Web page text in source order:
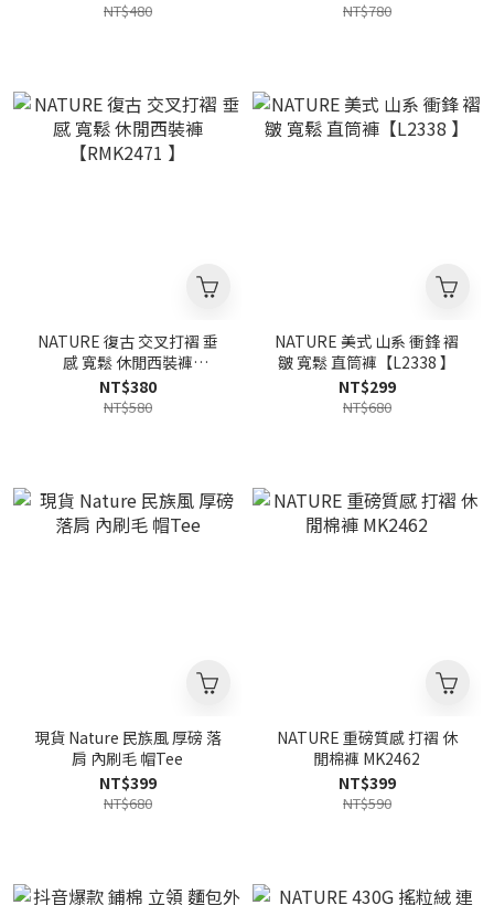
NT$480 NT$780
NATURE 復古 交叉打褶 垂
感 寬鬆 休閒西裝褲
【RMK2471 】
NT$380
NT$580
NATURE 美式 山系 衝鋒 褶
皺 寬鬆 直筒褲【L2338 】
NT$299
NT$680
現貨 Nature 民族風 厚磅 落
肩 內刷毛 帽Tee
NT$399
NT$680
NATURE 重磅質感 打褶 休
閒棉褲 MK2462
NT$399
NT$590